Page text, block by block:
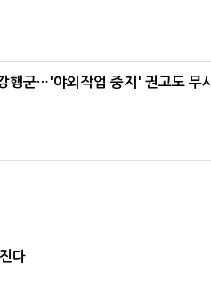
행군…'야외작업 중지' 권고도 무시
다